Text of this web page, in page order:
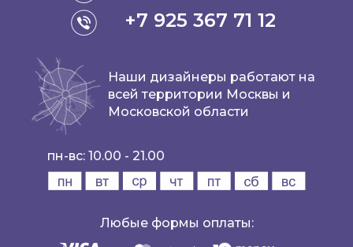
+7 925 367 71 12
Наши дизайнеры работают на
всей территории Москвы и
Московской области
пн-вс: 10.00 - 21.00
Любые формы оплаты: